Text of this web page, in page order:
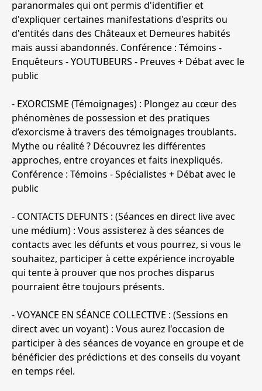
paranormales qui ont permis d'identifier et
d'expliquer certaines manifestations d'esprits ou
d'entités dans des Châteaux et Demeures habités
mais aussi abandonnés. Conférence : Témoins -
Enquêteurs - YOUTUBEURS - Preuves + Débat avec le
public
- EXORCISME (Témoignages) : Plongez au cœur des
phénomènes de possession et des pratiques
d’exorcisme à travers des témoignages troublants.
Mythe ou réalité ? Découvrez les différentes
approches, entre croyances et faits inexpliqués.
Conférence : Témoins - Spécialistes + Débat avec le
public
- CONTACTS DEFUNTS : (Séances en direct live avec
une médium) : Vous assisterez à des séances de
contacts avec les défunts et vous pourrez, si vous le
souhaitez, participer à cette expérience incroyable
qui tente à prouver que nos proches disparus
pourraient être toujours présents.
- VOYANCE EN SÉANCE COLLECTIVE : (Sessions en
direct avec un voyant) : Vous aurez l'occasion de
participer à des séances de voyance en groupe et de
bénéficier des prédictions et des conseils du voyant
en temps réel.